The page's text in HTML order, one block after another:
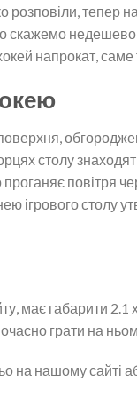
тепер
скажемо
напрокат, саме
столу
повітря
ігрового столу
має габарити
грати на
на нашому сайті